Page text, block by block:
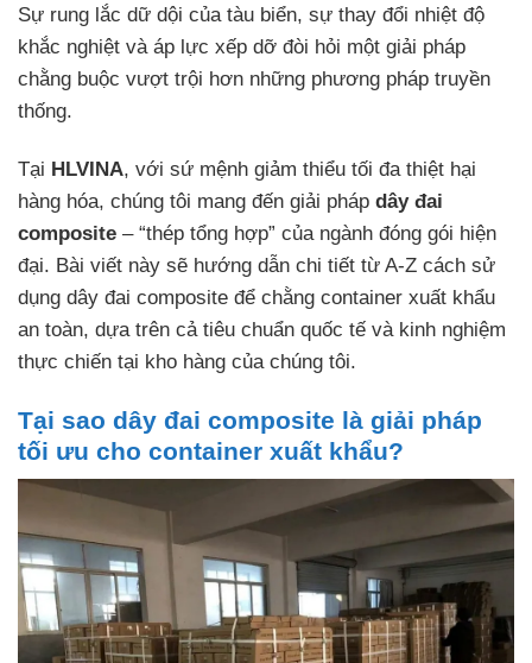
Sự rung lắc dữ dội của tàu biển, sự thay đổi nhiệt độ
khắc nghiệt và áp lực xếp dỡ đòi hỏi một giải pháp
chằng buộc vượt trội hơn những phương pháp truyền
thống.
Tại HLVINA, với sứ mệnh giảm thiểu tối đa thiệt hại
hàng hóa, chúng tôi mang đến giải pháp dây đai
composite – “thép tổng hợp” của ngành đóng gói hiện
đại. Bài viết này sẽ hướng dẫn chi tiết từ A-Z cách sử
dụng dây đai composite để chằng container xuất khẩu
an toàn, dựa trên cả tiêu chuẩn quốc tế và kinh nghiệm
thực chiến tại kho hàng của chúng tôi.
Tại sao dây đai composite là giải pháp
tối ưu cho container xuất khẩu?